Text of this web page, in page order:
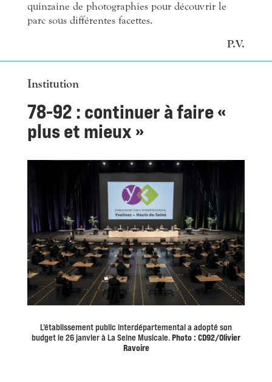
quinzaine de photographies pour découvrir le
parc sous différentes facettes.
P.V.
Institution
78-92 : continuer à faire «
plus et mieux »
L’établissement public interdépartemental a adopté son
budget le 26 janvier à La Seine Musicale.Photo : CD92/Olivier
Ravoire